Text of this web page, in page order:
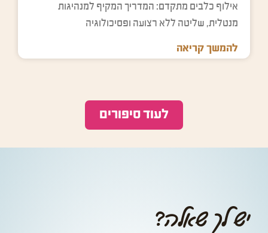
אילוף כלבים מתקדם: המדריך המקיף למנהיגות
מנטלית, שליטה ללא רצועה ופסיכולוגיה
להמשך קריאה
לעוד סיפורים
יש לך שאלה?